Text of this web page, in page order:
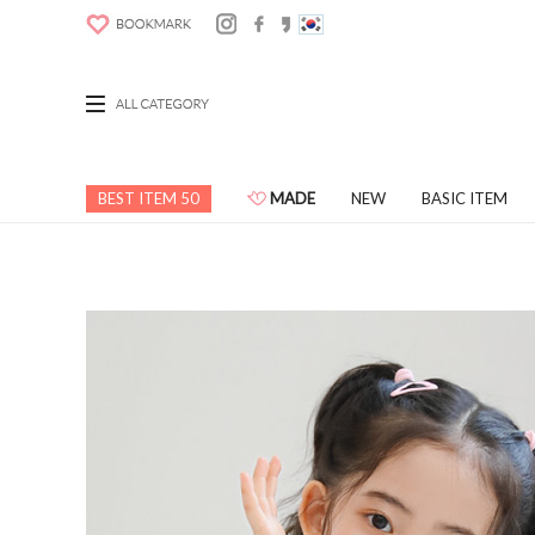
BEST ITEM 50 MADE NEW BASIC ITEM